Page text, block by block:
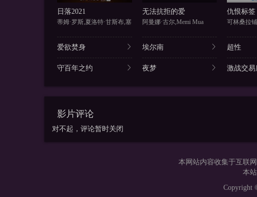
日落2021
蒂姆·罗斯,夏洛特·甘斯布,塞
无法抗拒的爱
阿曼娜·古尔,Memi Mua
仇恨标签
爱欲焚身 埃尔南 超性
守百年之约 夜梦 激战交易
影片评论
对不起，评论暂时关闭
本网站内容收集于互联
本
Copyright